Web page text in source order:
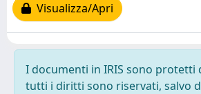
Visualizza/Apri
I documenti in IRIS sono protetti
tutti i diritti sono riservati, salvo